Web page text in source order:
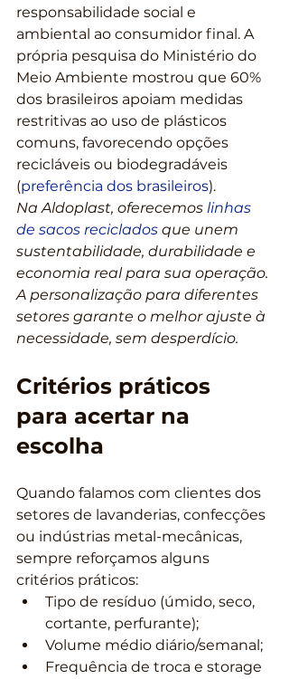
responsabilidade social e
ambiental ao consumidor final. A
própria pesquisa do Ministério do
Meio Ambiente mostrou que 60%
dos brasileiros apoiam medidas
restritivas ao uso de plásticos
comuns, favorecendo opções
recicláveis ou biodegradáveis
(preferência dos brasileiros).
Na Aldoplast, oferecemos linhas
de sacos reciclados que unem
sustentabilidade, durabilidade e
economia real para sua operação.
A personalização para diferentes
setores garante o melhor ajuste à
necessidade, sem desperdício.
Critérios práticos
para acertar na
escolha
Quando falamos com clientes dos
setores de lavanderias, confecções
ou indústrias metal-mecânicas,
sempre reforçamos alguns
critérios práticos:
Tipo de resíduo (úmido, seco,
cortante, perfurante);
Volume médio diário/semanal;
Frequência de troca e storage